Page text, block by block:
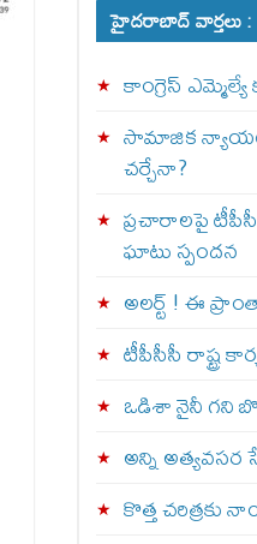
హైదరాబాద్ వార్తలు :
కాంగ్రెస్
సామాజిక
చర్చేనా?
ప్రచారాలపై
ఘాటు స్పందన
అల‌ర్ట్ ! ఈ
టీపీసీసీ రాష్ట్ర
ఒడిశా నైనీ గని
అన్ని అత్యవసర
కొత్త చరిత్రకు